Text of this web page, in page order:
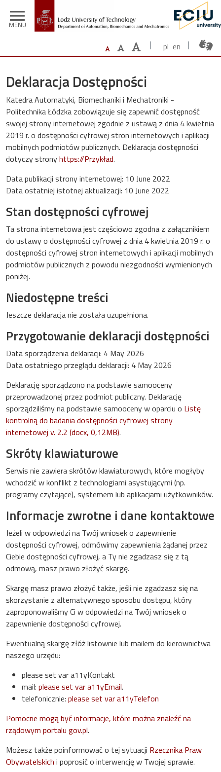
menu
MENU
pl en
Deklaracja Dostępności
Katedra Automatyki, Biomechaniki i Mechatroniki -
Politechnika Łódzka zobowiązuje się zapewnić dostępność
swojej strony internetowej zgodnie z ustawą z dnia 4 kwietnia
2019 r. o dostępności cyfrowej stron internetowych i aplikacji
mobilnych podmiotów publicznych. Deklaracja dostępności
dotyczy stronyhttps://Przykład.
Data publikacji strony internetowej: 10 June 2022
Data ostatniej istotnej aktualizacji: 10 June 2022
Stan dostępności cyfrowej
Ta strona internetowa jest częściowo zgodna z załącznikiem
do ustawy o dostępności cyfrowej z dnia 4 kwietnia 2019 r. o
dostępności cyfrowej stron internetowych i aplikacji mobilnych
podmiotów publicznych z powodu niezgodności wymienionych
poniżej.
Niedostępne treści
Jeszcze deklaracja nie została uzupełniona.
Przygotowanie deklaracji dostępności
Data sporządzenia deklaracji: 4 May 2026
Data ostatniego przeglądu deklaracji: 4 May 2026
Deklarację sporządzono na podstawie samooceny
przeprowadzonej przez podmiot publiczny. Deklarację
sporządziliśmy na podstawie samooceny w oparciu o Listę
kontrolną do badania dostępności cyfrowej strony
internetowej v. 2.2 (docx, 0,12MB).
Skróty klawiaturowe
Serwis nie zawiera skrótów klawiaturowych, które mogłyby
wchodzić w konflikt z technologiami asystującymi (np.
programy czytające), systemem lub aplikacjami użytkowników.
Informacje zwrotne i dane kontaktowe
Jeżeli w odpowiedzi na Twój wniosek o zapewnienie
dostępności cyfrowej, odmówimy zapewnienia żądanej przez
Ciebie dostępności cyfrowej, a Ty nie zgadzasz się z tą
odmową, masz prawo złożyć skargę.
Skargę masz prawo złożyć także, jeśli nie zgadzasz się na
skorzystanie z alternatywnego sposobu dostępu, który
zaproponowaliśmy Ci w odpowiedzi na Twój wniosek o
zapewnienie dostępności cyfrowej.
Ewentualną skargę złóż listownie lub mailem do kierownictwa
naszego urzędu:
please set var a11yKontakt
mail: please set var a11yEmail.
telefonicznie: please set var a11yTelefon
Pomocne mogą być informacje, które można znaleźć na
rządowym portalu gov.pl.
Możesz także poinformować o tej sytuacji Rzecznika Praw
Obywatelskich i poprosić o interwencję w Twojej sprawie.